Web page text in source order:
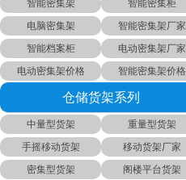
智能密集架
智能密集柜
电脑密集架
智能密集架厂家
智能档案柜
电动密集架厂家
电动密集架价格
智能密集架价格
仓储货架系列
中量型货架
重量型货架
手摇移动货架
移动货架厂家
密集型货架
阁楼平台货架